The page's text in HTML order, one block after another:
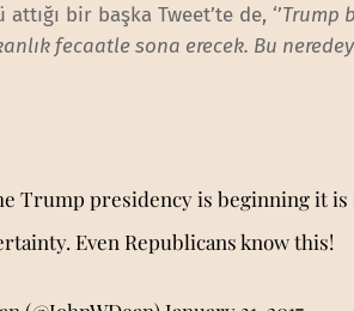
bir başka Tweet’te de, ‘’Trump
fecaatle sona erecek. Bu
Trump presidency is beginning it
Even Republicans know this!